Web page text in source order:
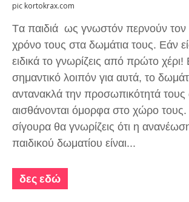
pic kortokrax.com
Tα παιδιά ως γνωστόν περνούν τον
χρόνο τους στα δωμάτια τους. Εάν
ειδικά το γνωρίζεις από πρώτο χέρι!
σημαντικό λοιπόν για αυτά, το
αντανακλά την προσωπικότητά
αισθάνονται όμορφα στο χώρο
σίγουρα θα γνωρίζεις ότι η
παιδικού δωματίου είναι...
δες εδώ